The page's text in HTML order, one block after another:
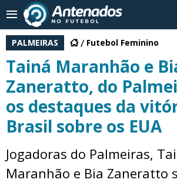
PALMEIRAS Futebol Feminino
Tainá Maranhão e
Zaneratto, do
os destaques da
Brasil sobre os EUA
Jogadoras do Palmeiras,
Maranhão e Bia Zaneratto